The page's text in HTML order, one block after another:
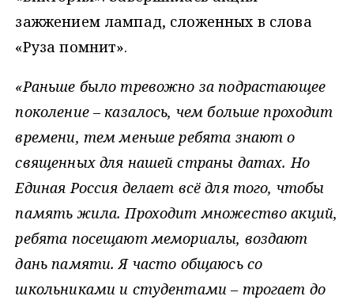
зажжением лампад, сложенных в слова
«Руза помнит».
«Раньше было тревожно за подрастающее
поколение – казалось, чем больше проходит
времени, тем меньше ребята знают о
священных для нашей страны датах. Но
Единая Россия делает всё для того, чтобы
память жила. Проходит множество акций,
ребята посещают мемориалы, воздают
дань памяти. Я часто общаюсь со
школьниками и студентами – трогает до